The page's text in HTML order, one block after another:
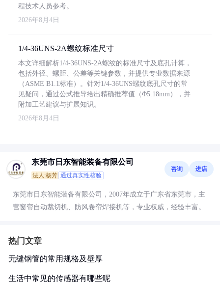
程技术人员参考。
2026年8月4日
1/4-36UNS-2A螺纹标准尺寸
本文详细解析1/4-36UNS-2A螺纹的标准尺寸及底孔计算，
包括外径、螺距、公差等关键参数，并提供专业数据来源
（ASME B1.1标准）。针对1/4-36UNS螺纹底孔尺寸的常
见疑问，通过公式推导给出精确推荐值（Φ5.18mm），并
附加工艺建议与扩展知识。
2026年8月4日
东莞市日东智能装备有限公司
法人:杨芳 通过真实性核验
咨询 进店
东莞市日东智能装备有限公司，2007年成立于广东省东莞市，主
营窗帘自动裁切机、防风卷帘焊接机等，专业权威，经验丰富。
热门文章
无缝钢管的常用规格及壁厚
生活中常见的传感器有哪些呢